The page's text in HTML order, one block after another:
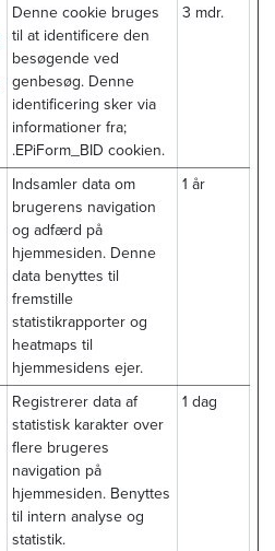
Denne cookie bruges
til at identificere den
besøgende ved
genbesøg. Denne
identificering sker via
informationer fra;
.EPiForm_BID cookien.
3 mdr.
Indsamler data om
brugerens navigation
og adfærd på
hjemmesiden. Denne
data benyttes til
fremstille
statistikrapporter og
heatmaps til
hjemmesidens ejer.
1 år
Registrerer data af
statistisk karakter over
flere brugeres
navigation på
hjemmesiden. Benyttes
til intern analyse og
statistik.
1 dag